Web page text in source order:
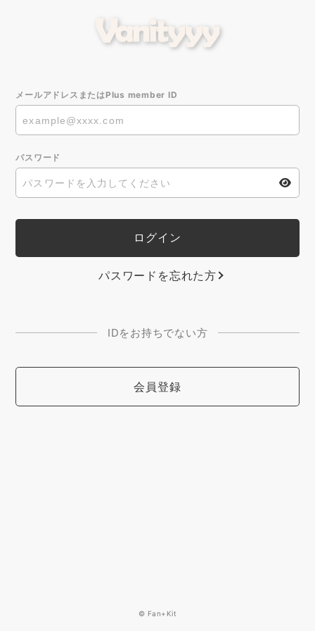
メールアドレスまたはPlus member ID
パスワード
パスワードを忘れた方
IDをお持ちでない方
会員登録
© Fan+Kit